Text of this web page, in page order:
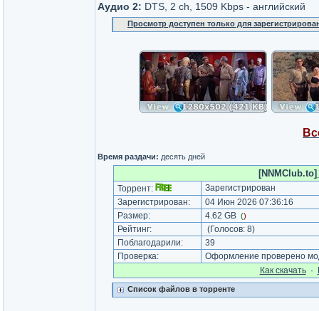
Аудио 2: DTS, 2 ch, 1509 Kbps - английский
Просмотр доступен только для
Время раздачи: десять дней
Торрент:
Зарегистрирован
Зарегистрирован:
04 Июн 2026 07:36:16
Размер:
4.62 GB ()
Рейтинг: (Голосов: 8)
Поблагодарили:
39
Проверка:
Оформление проверено
Как cкачать·
Список файлов в торренте